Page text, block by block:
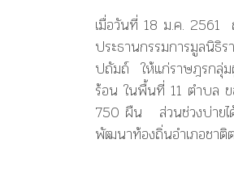
เมื่อวันที่ 18 ม.ค.
ประธานกรรมการมูลนิธิ
ปถัมถ์ ให้แก่ราษฎรกลุ่ม
ร้อน ในพื้นที่ 11 ตำบล
750 ผืน ส่วนช่วงบ่ายไ
พัฒนาท้องถิ่นอำเภอชา